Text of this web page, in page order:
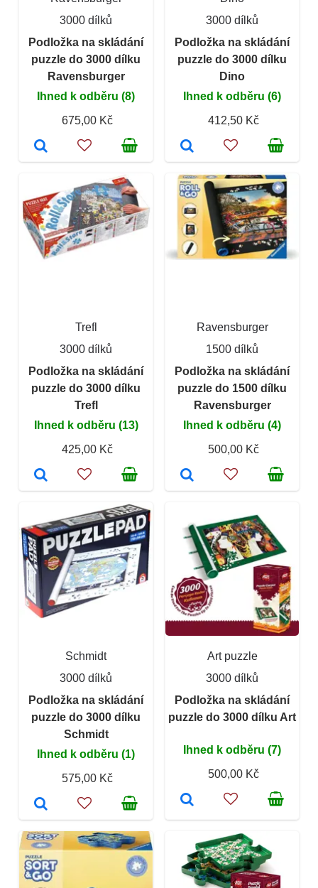
3000 dílků
Podložka na skládání
puzzle do 3000 dílku
Ravensburger
Ihned k odběru (8)
675,00 Kč
3000 dílků
Podložka na skládání
puzzle do 3000 dílku
Dino
Ihned k odběru (6)
412,50 Kč
Trefl
3000 dílků
Podložka na skládání
puzzle do 3000 dílku
Trefl
Ihned k odběru (13)
425,00 Kč
Ravensburger
1500 dílků
Podložka na skládání
puzzle do 1500 dílku
Ravensburger
Ihned k odběru (4)
500,00 Kč
Schmidt
3000 dílků
Podložka na skládání
puzzle do 3000 dílku
Schmidt
Ihned k odběru (1)
575,00 Kč
Art puzzle
3000 dílků
Podložka na skládání
puzzle do 3000 dílku Art
Ihned k odběru (7)
500,00 Kč